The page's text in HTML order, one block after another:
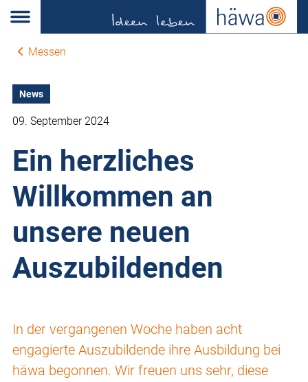
Messen
News
09. September 2024
Ein herzliches
Willkommen an
unsere neuen
Auszubildenden
In der vergangenen Woche haben acht
engagierte Auszubildende ihre Ausbildung bei
häwa begonnen. Wir freuen uns sehr, diese